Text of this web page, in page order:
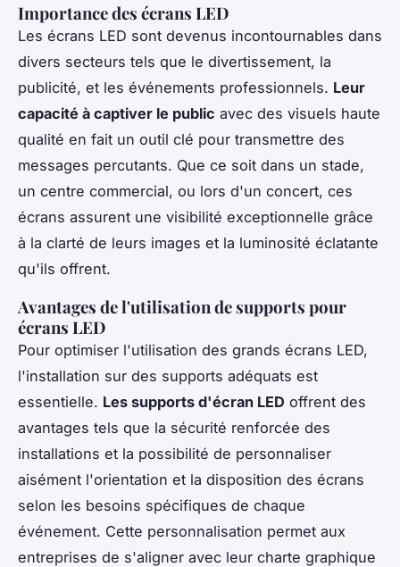
Importance des écrans LED
Les écrans LED sont devenus incontournables dans
divers secteurs tels que le divertissement, la
publicité, et les événements professionnels. Leur
capacité à captiver le public avec des visuels haute
qualité en fait un outil clé pour transmettre des
messages percutants. Que ce soit dans un stade,
un centre commercial, ou lors d'un concert, ces
écrans assurent une visibilité exceptionnelle grâce
à la clarté de leurs images et la luminosité éclatante
qu'ils offrent.
Avantages de l'utilisation de supports pour
écrans LED
Pour optimiser l'utilisation des grands écrans LED,
l'installation sur des supports adéquats est
essentielle. Les supports d'écran LED offrent des
avantages tels que la sécurité renforcée des
installations et la possibilité de personnaliser
aisément l'orientation et la disposition des écrans
selon les besoins spécifiques de chaque
événement. Cette personnalisation permet aux
entreprises de s'aligner avec leur charte graphique